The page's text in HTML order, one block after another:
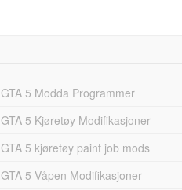
GTA 5 Modda Programmer
GTA 5 Kjøretøy Modifikasjoner
GTA 5 kjøretøy paint job mods
GTA 5 Våpen Modifikasjoner